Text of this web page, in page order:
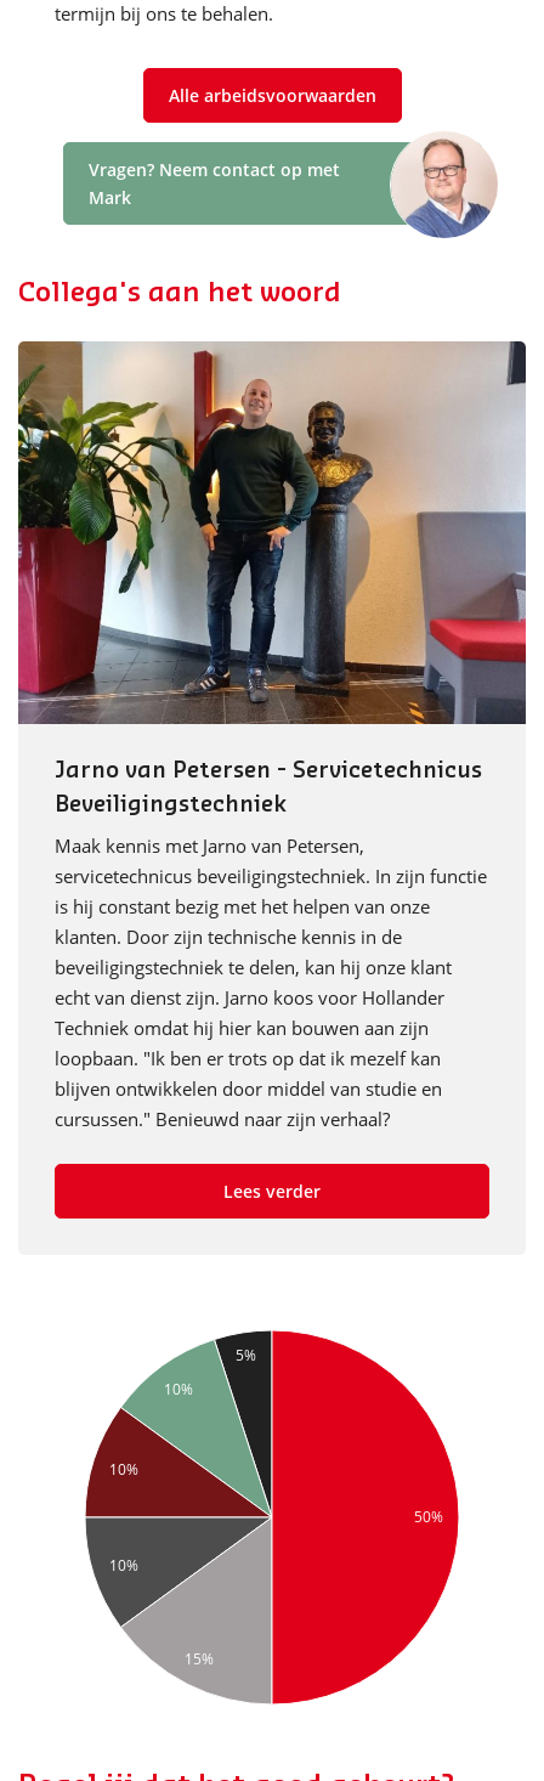
termijn bij ons te behalen.
Alle arbeidsvoorwaarden
Vragen? Neem contact op met
Mark
Collega's aan het woord
Jarno van Petersen - Servicetechnicus
Beveiligingstechniek
Maak kennis met Jarno van Petersen,
servicetechnicus beveiligingstechniek. In zijn functie
is hij constant bezig met het helpen van onze
klanten. Door zijn technische kennis in de
beveiligingstechniek te delen, kan hij onze klant
echt van dienst zijn. Jarno koos voor Hollander
Techniek omdat hij hier kan bouwen aan zijn
loopbaan. "Ik ben er trots op dat ik mezelf kan
blijven ontwikkelen door middel van studie en
cursussen." Benieuwd naar zijn verhaal?
Lees verder
5%
10%
10%
10%
15%
50%